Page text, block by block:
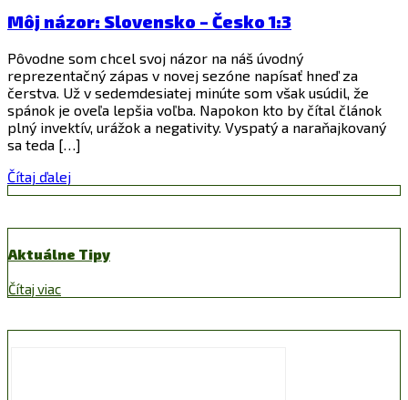
Môj názor: Slovensko – Česko 1:3
Pôvodne som chcel svoj názor na náš úvodný
reprezentačný zápas v novej sezóne napísať hneď za
čerstva. Už v sedemdesiatej minúte som však usúdil, že
spánok je oveľa lepšia voľba. Napokon kto by čítal článok
plný invektív, urážok a negativity. Vyspatý a naraňajkovaný
sa teda […]
Čítaj ďalej
Aktuálne Tipy
Čítaj viac